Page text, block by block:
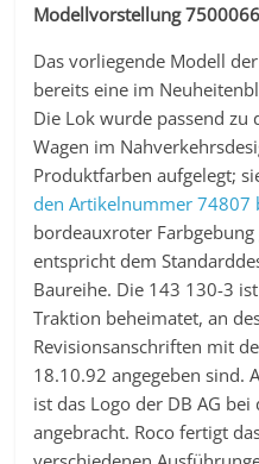
Modellvorstellung
Das vorliegende Modell
bereits eine im
Die Lok wurde passend zu
Wagen im
Produktfarben aufgelegt;
den Artikelnummer 74807
bordeauxroter
entspricht dem
Baureihe. Die 143 130-3
Traktion beheimatet, an
Revisionsanschriften mit
18.10.92 angegeben sind.
ist das Logo der DB AG
angebracht. Roco fertigt